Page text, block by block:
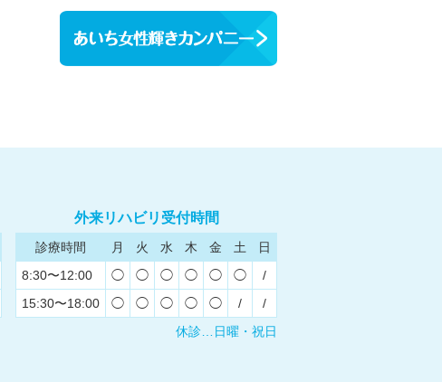
外来リハビリ受付時間
診療時間 月 火 水 木 金 土
日
8:30〜12:00
◯ ◯ ◯ ◯ ◯ ◯
/
15:30〜18:00
◯ ◯ ◯ ◯ ◯ /
/
休診…日曜・祝日